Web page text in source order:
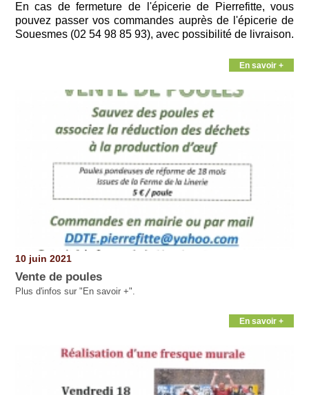
En cas de fermeture de l'épicerie de Pierrefitte, vous
pouvez passer vos commandes auprès de l'épicerie de
Souesmes (02 54 98 85 93), avec possibilité de livraison.
En savoir +
10 juin 2021
Vente de poules
Plus d'infos sur "En savoir +".
En savoir +